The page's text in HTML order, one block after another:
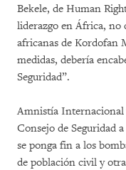
Bekele, de Human
liderazgo en África, no
africanas de Kordofan
medidas, debería
Seguridad”.
Amnistía Internacional
Consejo de Seguridad
se ponga fin a los
de población civil y